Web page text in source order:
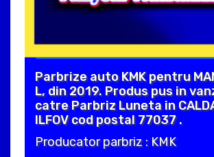
Parbrize auto KMK pentru
L, din 2019. Produs pus in
catre Parbriz Luneta in
ILFOV cod postal 77037 .
Producator parbriz : KMK